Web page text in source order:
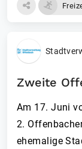
Zweite
Am 17. Juni
2.
ehemalige